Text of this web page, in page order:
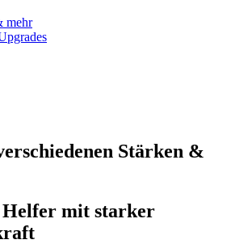
mehr
Stärken &
Helfer mit starker